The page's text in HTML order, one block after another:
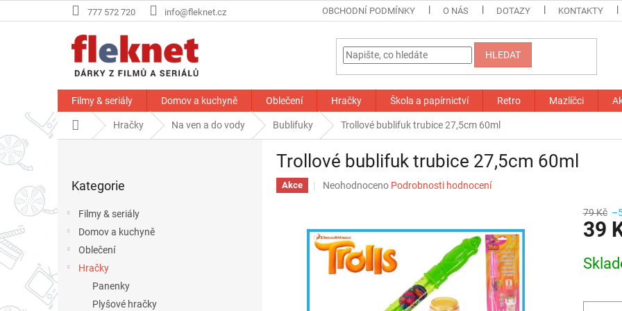
na
777 572 720 info@fleknet.cz OBCHODNÍ PODMÍNKY O NÁS DOTAZY KONTAKTY
HLEDAT
Filmy & seriály Domov a kuchyně Oblečení Hračky Škola a papírnictví Retro Mazlíčci
Domů Hračky Na ven a do vody Bublifuky Trollové bublifuk trubice 27,5cm 60ml
r
p
a
kategorie
Kategorie
Filmy & seriály
Domov a kuchyně
Oblečení
Hračky
Panenky
Plyšové hračky
Trollové bublifuk trubice 27,5cm 60ml
Akce
Průměrné
0,0
z
hvězdiček.
Neohodnoceno Podrobnosti hodnocení
79 Kč
39
cena: